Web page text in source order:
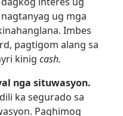
ug mga
Imbes
pagtigom alang sa
kinig cash.
nga situwasyon.
ka segurado sa
Paghimog